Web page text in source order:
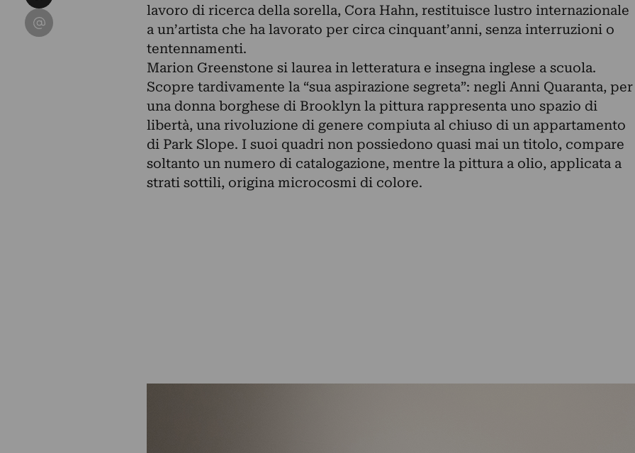
lavoro di ricerca della sorella, Cora Hahn, restituisce lustro internazionale
a un’artista che ha lavorato per circa cinquant’anni, senza interruzioni o
tentennamenti.
Marion Greenstone si laurea in letteratura e insegna inglese a scuola.
Scopre tardivamente la “sua aspirazione segreta”: negli Anni Quaranta, per
una donna borghese di Brooklyn la pittura rappresenta uno spazio di
libertà, una rivoluzione di genere compiuta al chiuso di un appartamento
di Park Slope. I suoi quadri non possiedono quasi mai un titolo, compare
soltanto un numero di catalogazione, mentre la pittura a olio, applicata a
strati sottili, origina microcosmi di colore.
Condividi su Email